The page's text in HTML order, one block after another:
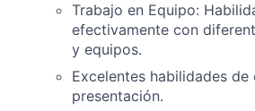
Trabajo en Equipo:
efectivamente con
y equipos.
Excelentes habilidades
presentación.